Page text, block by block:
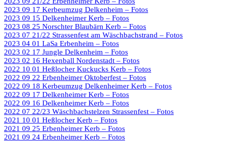
2023 09 17 Kerbeumzug Delkenheim – Fotos
2023 09 15 Delkenheimer Kerb – Fotos
2023 08 25 Norschter Blaubärn Kerb – Fotos
2023 07 21/22 Strassenfest am Wäschbachstrand – Fotos
2023 04 01 LaSa Erbenheim – Fotos
2023 02 17 Jungle Delkenheim – Fotos
2023 02 16 Hexenball Nordenstadt – Fotos
2022 10 01 Heßlocher Kuckucks Kerb – Fotos
2022 09 22 Erbenheimer Oktoberfest – Fotos
2022 09 18 Kerbeumzug Delkenheimer Kerb – Fotos
2022 09 17 Delkenheimer Kerb – Fotos
2022 09 16 Delkenheimer Kerb – Fotos
2022 07 22/23 Wäschbachstelzen Strassenfest – Fotos
2021 10 01 Heßlocher Kerb – Fotos
2021 09 25 Erbenheimer Kerb – Fotos
2021 09 24 Erbenheimer Kerb – Fotos